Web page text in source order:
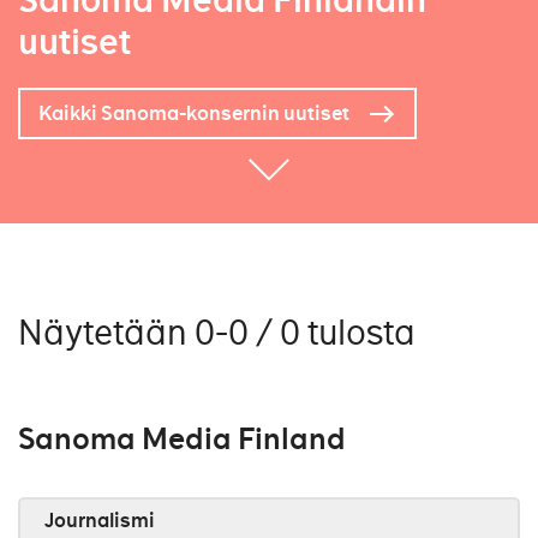
uutiset
Kaikki Sanoma-konsernin uutiset
Näytetään 0-0 / 0 tulosta
Sanoma Media Finland
Journalismi